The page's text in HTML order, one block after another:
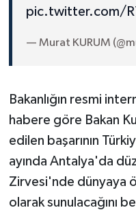
pic.twitter.com/
— Murat KURUM
Bakanlığın resmi
habere göre Bakan
edilen başarının
ayında Antalya'da
Zirvesi'nde dünyaya
olarak sunulacağını